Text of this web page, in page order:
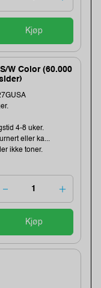
Kjøp
W Color (60.000
4-8 uker.
eller ka...
ikke toner.
Kjøp